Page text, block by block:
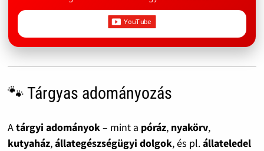
🐾 Tárgyas adományozás
Atárgyi adományok– mint a póráz, nyakörv,
kutyaház,állategészségügyi dolgok, és pl.állateledel